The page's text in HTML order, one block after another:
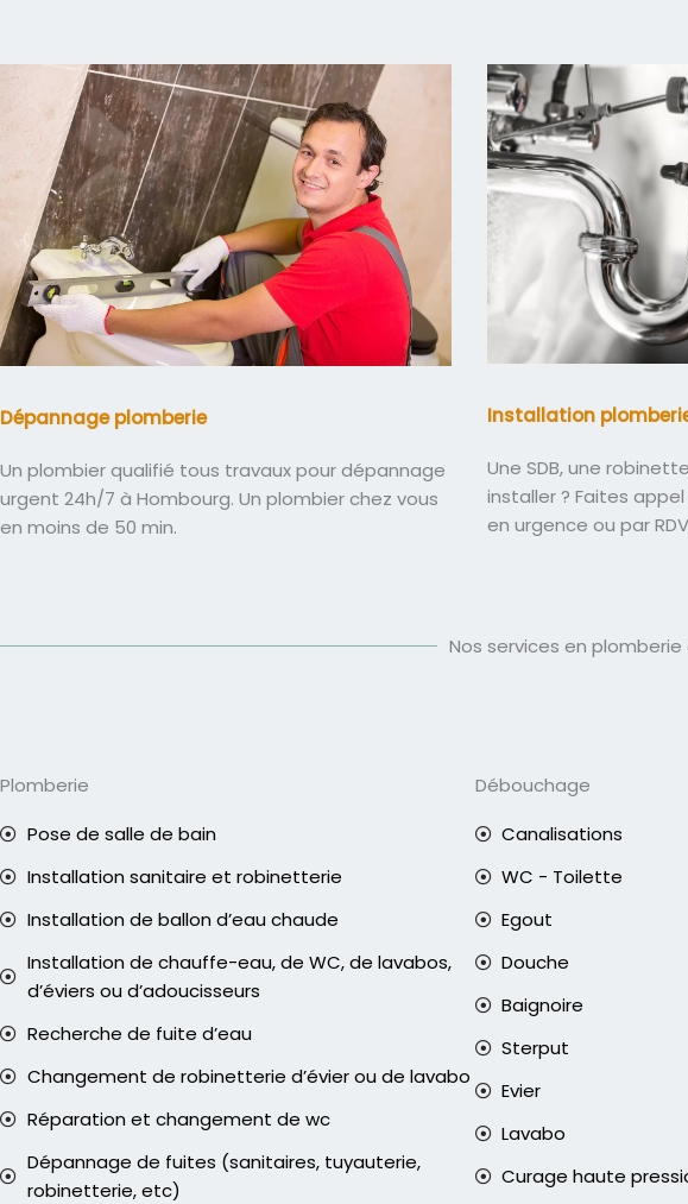
Dépannage plomberie
Un plombier qualifié tous travaux pour dépannage
urgent 24h/7 à Hombourg. Un plombier chez vous
en moins de 50 min.
Installation
Une SDB, une
installer ? Faites
en urgence ou par
Nos services en
Plomberie
Pose de salle de bain
Installation sanitaire et robinetterie
Installation de ballon d’eau chaude
Installation de chauffe-eau, de WC, de lavabos,
d’éviers ou d’adoucisseurs
Recherche de fuite d’eau
Changement de robinetterie d’évier ou de lavabo
Réparation et changement de wc
Dépannage de fuites (sanitaires, tuyauterie,
robinetterie, etc)
Débouchage
Canalisations
WC - Toilette
Egout
Douche
Baignoire
Sterput
Evier
Lavabo
Curage haute